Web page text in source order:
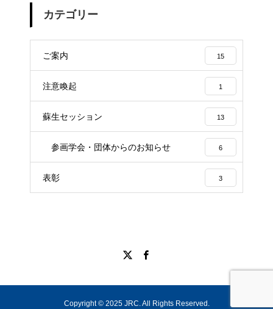
カテゴリー
ご案内 15
注意喚起 1
蘇生セッション 13
参画学会・団体からのお知らせ 6
表彰 3
Copyright © 2025 JRC. All Rights Reserved.